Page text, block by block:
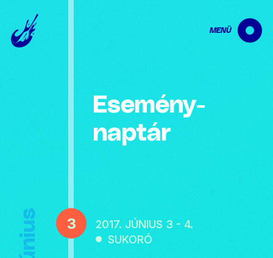
MENÜ
Esemény­
naptár
Június 3
2017. JÚNIUS 3 - 4.
SUKORÓ